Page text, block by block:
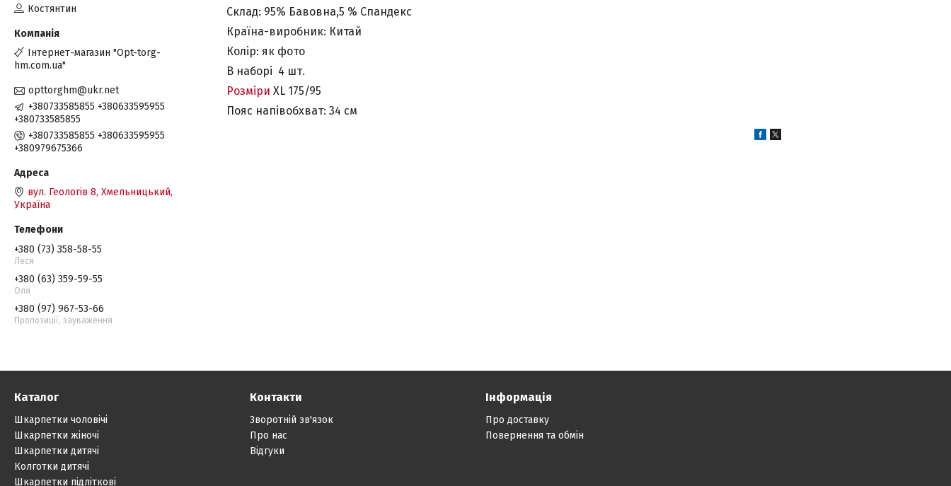
Склад: 95% Бавовна,5 % Спандекс
Країна-виробник: Китай
Колір: як фото
В наборі 4 шт.
Розміри XL 175/95
Пояс напівобхват: 34 см
Костянтин
Інтернет-магазин "Opt-torg-
hm.com.ua"
opttorghm@ukr.net
+380733585855 +380633595955
+380733585855
+380733585855 +380633595955
+380979675366
вул. Геологів 8, Хмельницький,
Україна
+380 (73) 358-58-55
Леся
+380 (63) 359-59-55
Оля
+380 (97) 967-53-66
Пропозиції, зауваження
Каталог
Шкарпетки чоловічі
Шкарпетки жіночі
Шкарпетки дитячі
Колготки дитячі
Шкарпетки підліткові
Контакти
Зворотній зв'язок
Про нас
Відгуки
Інформація
Про доставку
Повернення та обмін